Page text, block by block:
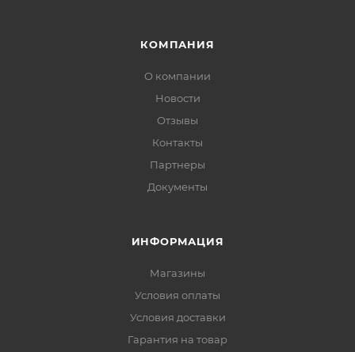
КОМПАНИЯ
О компании
Новости
Отзывы
Контакты
Партнеры
Документы
ИНФОРМАЦИЯ
Магазины
Условия оплаты
Условия доставки
Гарантия на товар